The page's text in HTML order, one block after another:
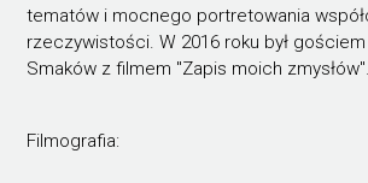
tematów i mocnego portretowania
rzeczywistości. W 2016 roku był
Smaków z filmem "Zapis moich zmysłów".
Filmografia: